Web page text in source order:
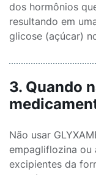
dos hormônios
resultando em
glicose (açúcar)
3. Quando
Não usar
empagliflozina ou
excipientes da